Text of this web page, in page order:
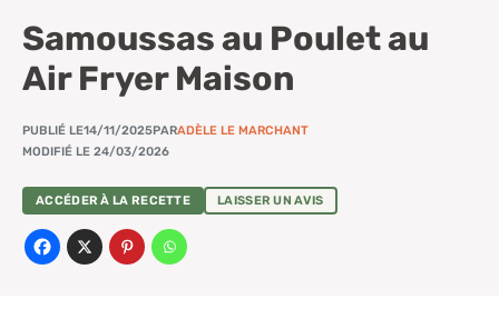
Samoussas au Poulet au
Air Fryer Maison
PUBLIÉ LE14/11/2025PARADÈLE LE MARCHANT
MODIFIÉ LE 24/03/2026
ACCÉDER À LA RECETTE LAISSER UN AVIS